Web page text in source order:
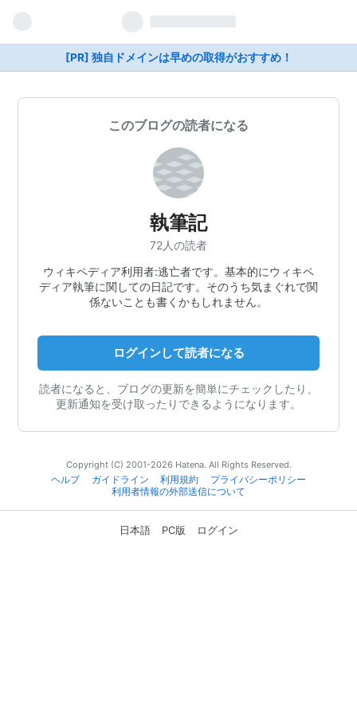
[PR] 独自ドメインは早めの取得がおすすめ！
このブログの読者になる
執筆記
72人の読者
ウィキペディア利用者:逃亡者です。基本的にウィキペ
ディア執筆に関しての日記です。そのうち気まぐれで関
係ないことも書くかもしれません。
ログインして読者になる
読者になると、ブログの更新を簡単にチェックしたり、
更新通知を受け取ったりできるようになります。
Copyright (C) 2001-2026 Hatena. All Rights Reserved.
ヘルプ
ガイドライン 利用規約
プライバシーポリシー
利用者情報の外部送信について
日本語 PC版 ログイン